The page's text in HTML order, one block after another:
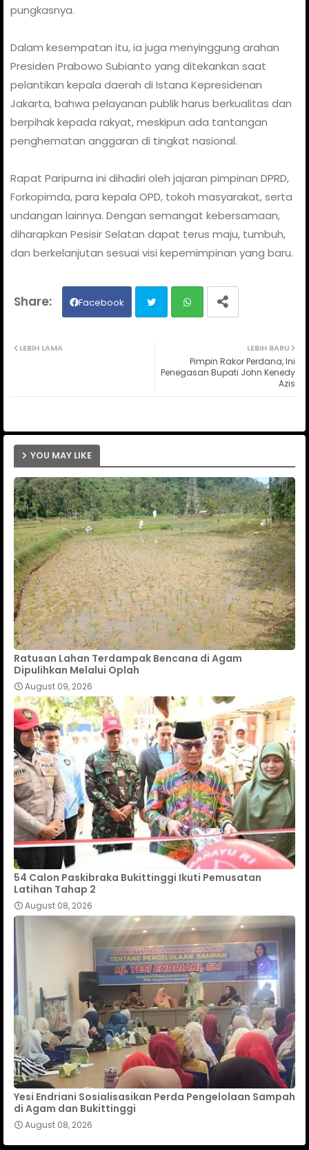
pungkasnya.
Dalam kesempatan itu, ia juga menyinggung arahan
Presiden Prabowo Subianto yang ditekankan saat
pelantikan kepala daerah di Istana Kepresidenan
Jakarta, bahwa pelayanan publik harus berkualitas dan
berpihak kepada rakyat, meskipun ada tantangan
penghematan anggaran di tingkat nasional.
Rapat Paripurna ini dihadiri oleh jajaran pimpinan DPRD,
Forkopimda, para kepala OPD, tokoh masyarakat, serta
undangan lainnya. Dengan semangat kebersamaan,
diharapkan Pesisir Selatan dapat terus maju, tumbuh,
dan berkelanjutan sesuai visi kepemimpinan yang baru.
Facebook
ats
LEBIH BARU
Pimpin Rakor Perdana, Ini
Penegasan Bupati John Kenedy
Azis
LEBIH LAMA
YOU MAY LIKE
Ratusan Lahan Terdampak Bencana di Agam
Dipulihkan Melalui Oplah
August 09, 2026
54 Calon Paskibraka Bukittinggi Ikuti Pemusatan
Latihan Tahap 2
August 08, 2026
Yesi Endriani Sosialisasikan Perda Pengelolaan Sampah
di Agam dan Bukittinggi
August 08, 2026